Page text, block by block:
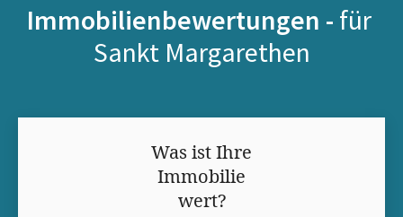
Immobilienbewertungen - für
Sankt Margarethen
Was ist Ihre
Immobilie
wert?